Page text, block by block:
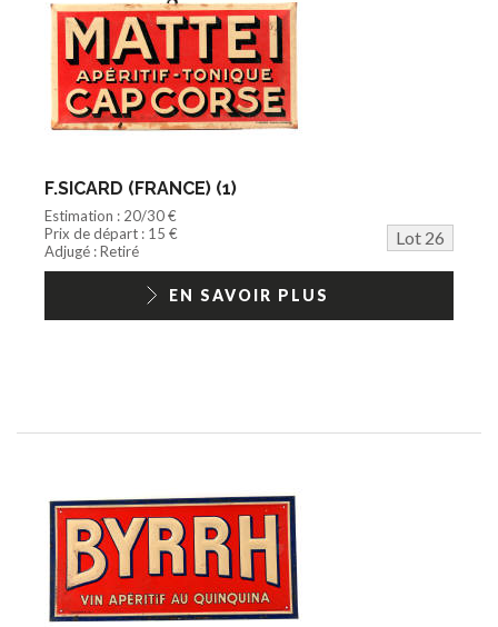
F.SICARD (FRANCE) (1)
Estimation : 20/30 €
Prix de départ : 15 €
Lot 26
Adjugé : Retiré
EN SAVOIR PLUS